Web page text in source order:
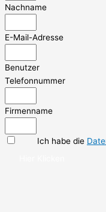
Nachname
E-Mail-Adresse
Benutzer
Telefonnummer
Firmenname
Ich habe die